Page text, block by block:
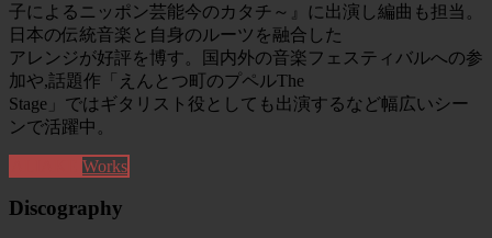
子によるニッポン芸能今のカタチ～』に出演し編曲も担当。
日本の伝統音楽と自身のルーツを融合した
アレンジが好評を博す。国内外の音楽フェスティバルへの参
加や,話題作「えんとつ町のプペルThe
Stage」ではギタリスト役としても出演するなど幅広いシー
ンで活躍中。
Works
Discography